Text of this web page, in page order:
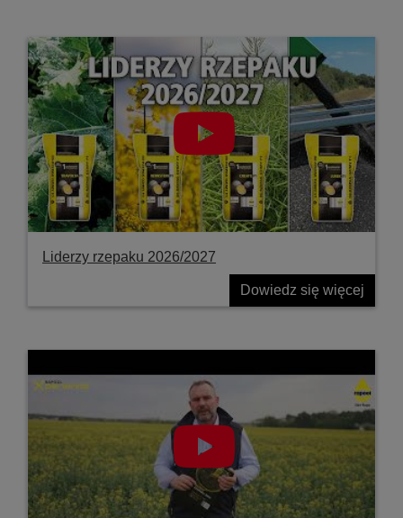
Liderzy rzepaku 2026/2027
Dowiedz się więcej